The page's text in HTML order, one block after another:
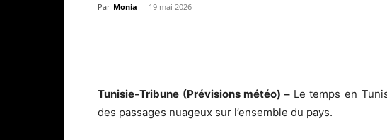
Par Monia - 19 mai 2026
Tunisie-Tribune (Prévisions météo) – Le temps en
des passages nuageux sur l’ensemble du pays.